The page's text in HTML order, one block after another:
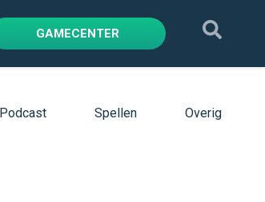
GAMECENTER
Podcast Spellen Overig